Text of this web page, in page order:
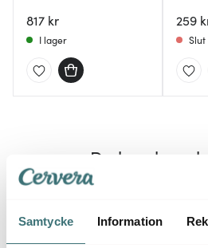
Samtycke Information
817 kr
I lager
259
Du kanske
25%